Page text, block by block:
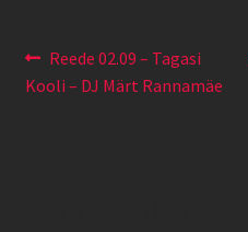
Navigeerimine
Eelmine
postitus:
Reede 02.09 – Tagasi
Kooli – DJ Märt Rannamäe